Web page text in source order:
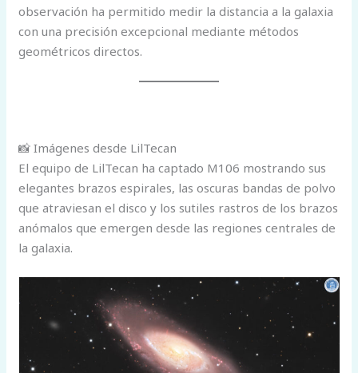
observación ha permitido medir la distancia a la galaxia
con una precisión excepcional mediante métodos
geométricos directos.
📸 Imágenes desde LilTecan
El equipo de LilTecan ha captado M106 mostrando sus
elegantes brazos espirales, las oscuras bandas de polvo
que atraviesan el disco y los sutiles rastros de los brazos
anómalos que emergen desde las regiones centrales de
la galaxia.